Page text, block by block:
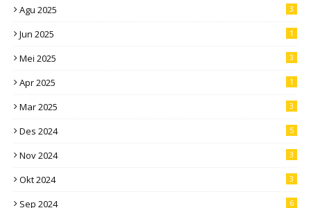
Agu 2025 3
Jun 2025 1
Mei 2025 3
Apr 2025 1
Mar 2025 3
Des 2024 5
Nov 2024 3
Okt 2024 3
Sep 2024 6